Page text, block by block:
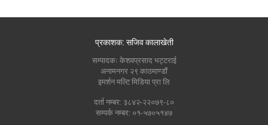
प्रकाशक: सजिव कालाखेती
सम्पादकः केशवप्रसाद भट्टराई
अनामनगर २९ काठमाण्डौं
इमर्शन मल्टि मिडिया प्रा लि
दर्ता नम्बर: ३८४२-२२०७९-८०
सम्पर्क नम्बर: ०१-५७०५१४७